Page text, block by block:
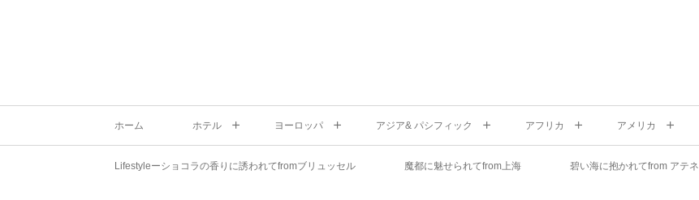
ホーム ホテル ヨーロッパ アジア& パシフィック アフリカ アメリカ
Lifestyleーショコラの香りに誘われてfromブリュッセル 魔都に魅せられてfrom上海 碧い海に抱かれてfrom アテネ